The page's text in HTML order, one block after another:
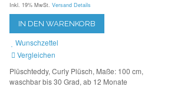
Inkl. 19% MwSt. Versand Details
IN DEN WARENKORB
Wunschzettel
Vergleichen
Plüschteddy, Curly Plüsch, Maße: 100 cm,
waschbar bis 30 Grad, ab 12 Monate